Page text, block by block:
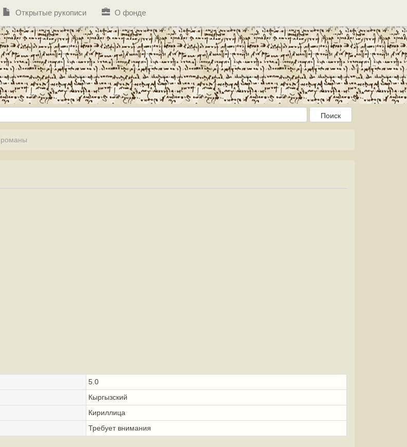
Открытые рукописи О фонде
романы
5.0
Кыргызский
Кириллица
Требует внимания